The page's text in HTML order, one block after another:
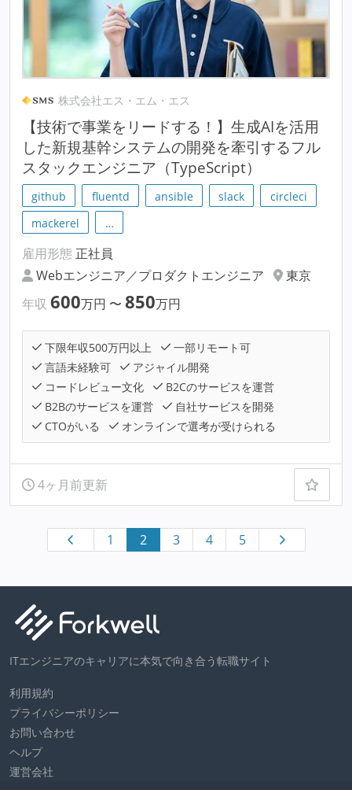
株式会社エス・エム・エス
【技術で事業をリードする！】生成AIを活用
した新規基幹システムの開発を牽引するフル
スタックエンジニア（TypeScript）
github fluentd ansible slack
circleci
mackerel
…
雇用形態 正社員
Webエンジニア／プロダクトエンジニア
東京
年収 600万円 〜 850万円
下限年収500万円以上
一部リモート可
言語未経験可
アジャイル開発
コードレビュー文化
B2Cのサービスを運営
B2Bのサービスを運営
自社サービスを開発
CTOがいる
オンラインで選考が受けられる
4ヶ月前更新
1 2 3 4 5
ITエンジニアのキャリアに本気で向き合う転職サイト
利用規約
プライバシーポリシー
お問い合わせ
ヘルプ
運営会社